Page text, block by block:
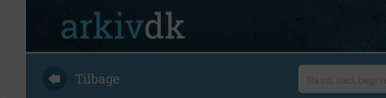
Tilbage